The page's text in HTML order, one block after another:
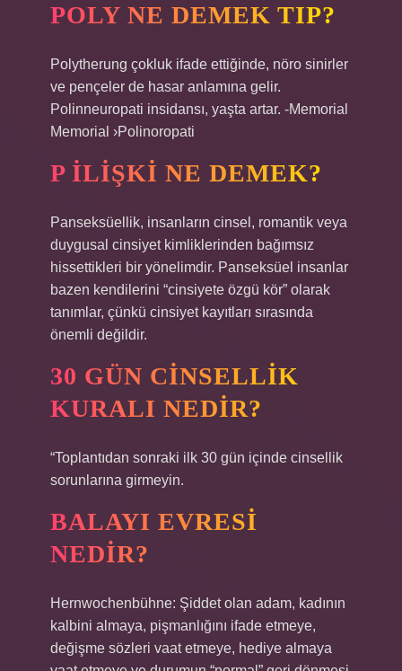
POLY NE DEMEK TIP?
Polytherung çokluk ifade ettiğinde, nöro sinirler
ve pençeler de hasar anlamına gelir.
Polinneuropati insidansı, yaşta artar. -Memorial
Memorial ›Polinoropati
P ILIŞKI NE DEMEK?
Panseksüellik, insanların cinsel, romantik veya
duygusal cinsiyet kimliklerinden bağımsız
hissettikleri bir yönelimdir. Panseksüel insanlar
bazen kendilerini “cinsiyete özgü kör” olarak
tanımlar, çünkü cinsiyet kayıtları sırasında
önemli değildir.
30 GÜN CINSELLIK
KURALI NEDIR?
“Toplantıdan sonraki ilk 30 gün içinde cinsellik
sorunlarına girmeyin.
BALAYI EVRESI
NEDIR?
Hernwochenbühne: Şiddet olan adam, kadının
kalbini almaya, pişmanlığını ifade etmeye,
değişme sözleri vaat etmeye, hediye almaya